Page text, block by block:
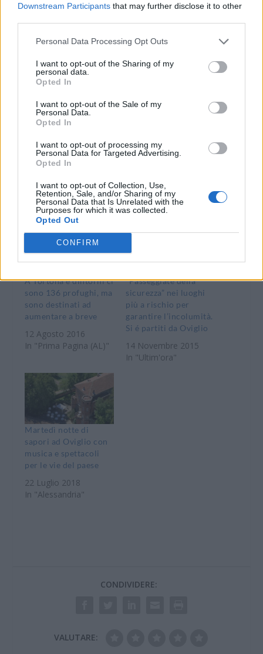
Downstream Participants that may further disclose it to other
Personal Data Processing Opt Outs
I want to opt-out of the Sharing of my
personal data.
Opted In
I want to opt-out of the Sale of my
Personal Data.
Opted In
I want to opt-out of processing my
Personal Data for Targeted Advertising.
Opted In
I want to opt-out of Collection, Use,
Retention, Sale, and/or Sharing of my
Personal Data that Is Unrelated with the
Purposes for which it was collected.
Opted Out
CONFIRM
Condividi:
WhatsApp
Telegram
Stampa
Correlati
A Tortona e dintorni ci
sono 136 profughi, ma
sono destinati ad
aumentare a breve
12 Agosto 2016
In "Prima Pagina (AL)"
“Passeggiate della
sicurezza” nei luoghi
più a rischio per
garantire l’incolumità.
Si é partiti da Oviglio
14 Novembre 2015
In "Ultim'ora"
Martedì notte di
sapori ad Oviglio con
musica e spettacoli
per le vie del paese
22 Luglio 2018
In "Alessandria"
CONDIVIDERE:
VALUTARE: